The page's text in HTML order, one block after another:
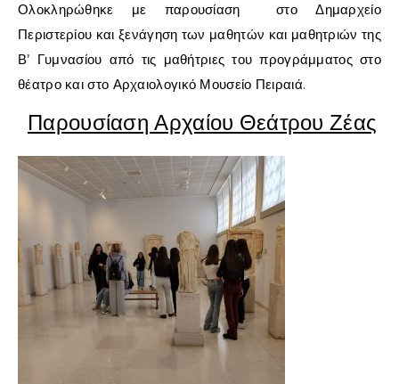
Ολοκληρώθηκε με παρουσίαση στο Δημαρχείο
Περιστερίου και ξενάγηση των μαθητών και μαθητριών της
Β’ Γυμνασίου από τις μαθήτριες του προγράμματος στο
θέατρο και στο Αρχαιολογικό Μουσείο Πειραιά.
Παρουσίαση Αρχαίου Θεάτρου Ζέας